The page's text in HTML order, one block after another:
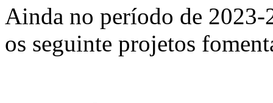
Ainda no período de
os seguinte projetos